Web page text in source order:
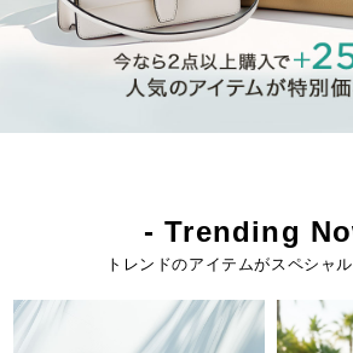
- Trending
トレンドのアイテムがスペシャ